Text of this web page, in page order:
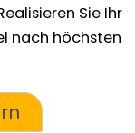
Sie Ihr
nach höchsten